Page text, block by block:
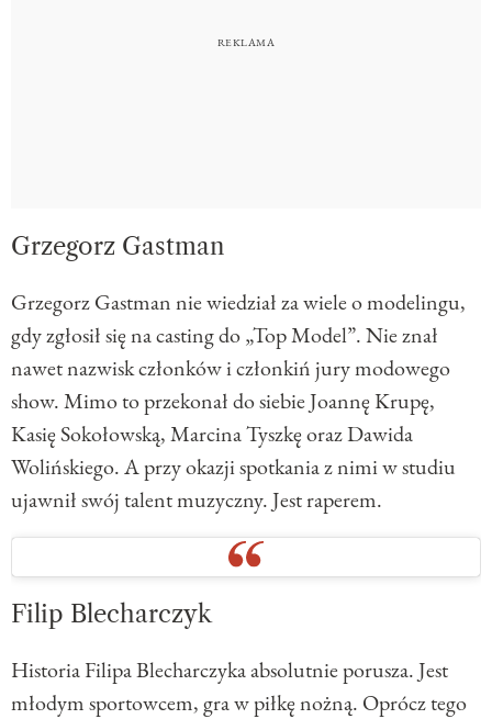
Grzegorz Gastman
Grzegorz Gastman nie wiedział za wiele o modelingu,
gdy zgłosił się na casting do „Top Model”. Nie znał
nawet nazwisk członków i członkiń jury modowego
show. Mimo to przekonał do siebie Joannę Krupę,
Kasię Sokołowską, Marcina Tyszkę oraz Dawida
Wolińskiego. A przy okazji spotkania z nimi w studiu
ujawnił swój talent muzyczny. Jest raperem.
Filip Blecharczyk
Historia Filipa Blecharczyka absolutnie porusza. Jest
młodym sportowcem, gra w piłkę nożną. Oprócz tego